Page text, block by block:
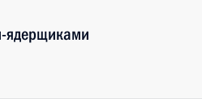
ядерщиками